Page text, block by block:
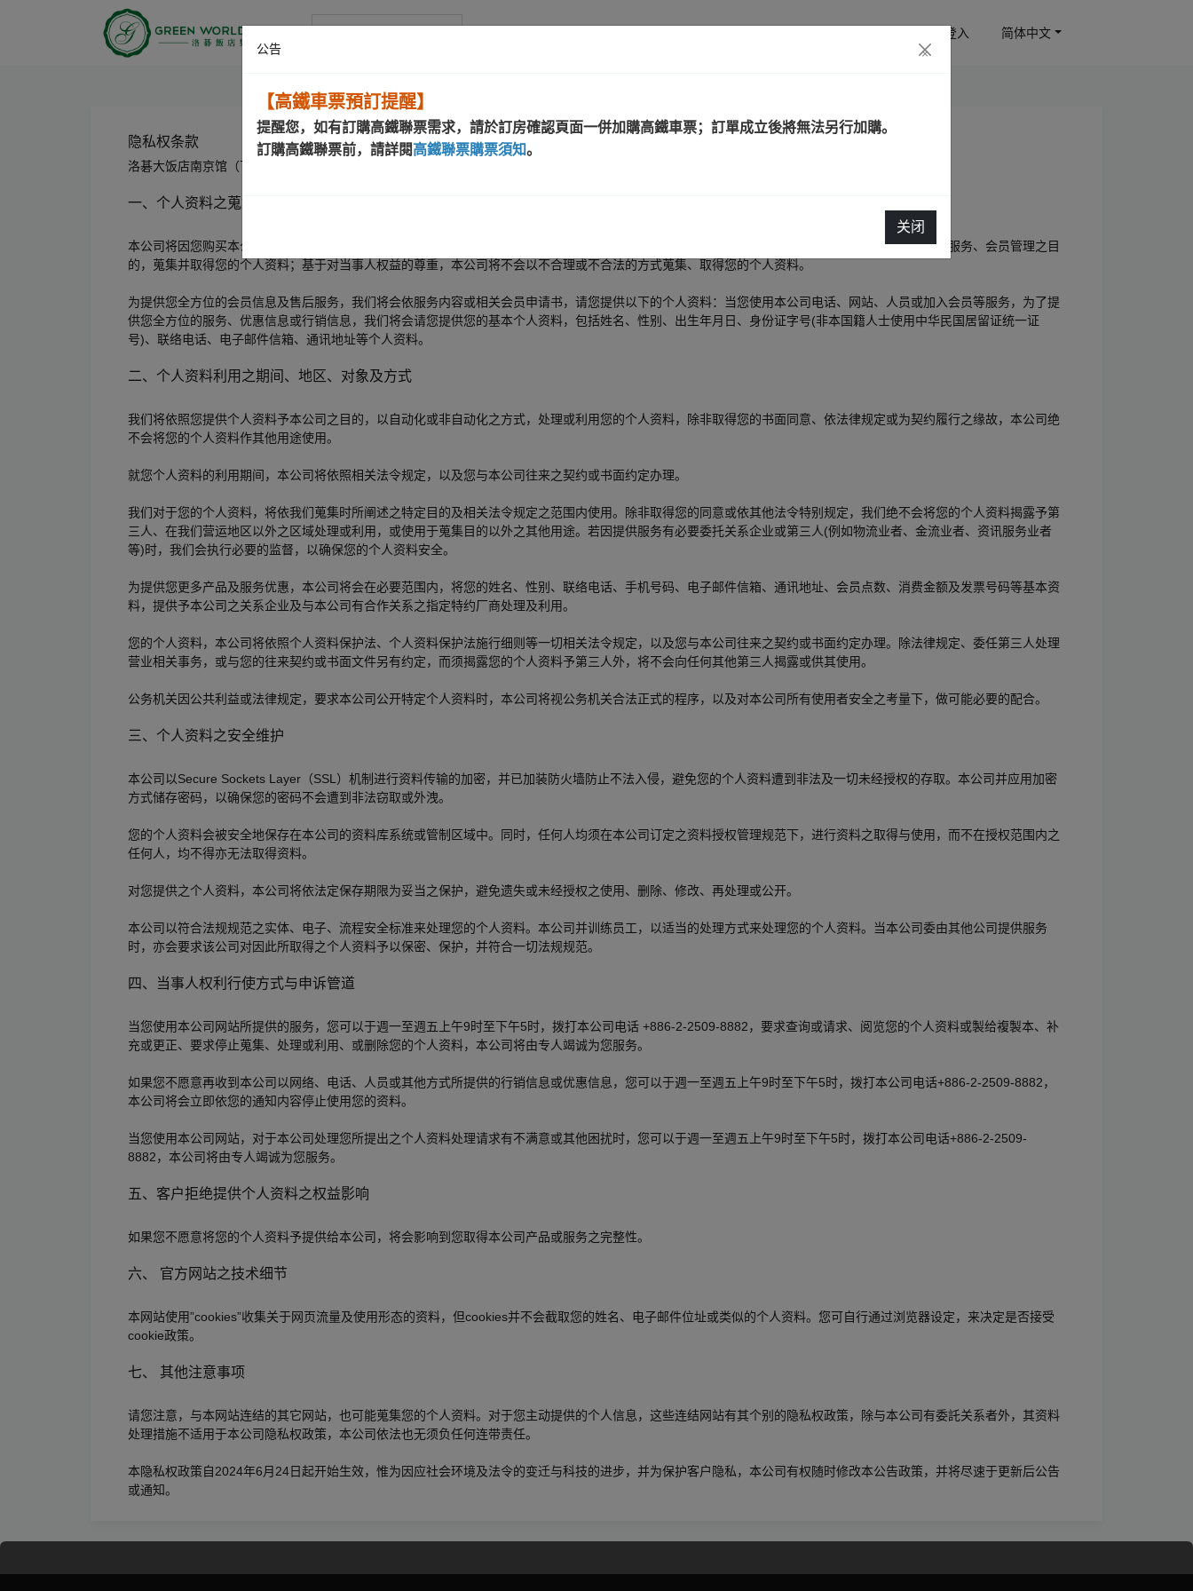
会员登入 简体中文
隐私权条款
洛碁大饭店南京馆（下称「本公司」）为了使您了解本公司对于个人资料的保护与尊重以及我们将如何利用您的个人资料，特别制定隐私权政策。
一、个人资料之蒐集目的与类别
本公司将因您购买本公司相关产品或使用本公司通过电话、网站、人员或其他方式所提供的服务、加入本公司会员等，基于行销商品、经营业务或提供服务、会员管理之目
的，蒐集并取得您的个人资料；基于对当事人权益的尊重，本公司将不会以不合理或不合法的方式蒐集、取得您的个人资料。
为提供您全方位的会员信息及售后服务，我们将会依服务内容或相关会员申请书，请您提供以下的个人资料：当您使用本公司电话、网站、人员或加入会员等服务，为了提
供您全方位的服务、优惠信息或行销信息，我们将会请您提供您的基本个人资料，包括姓名、性别、出生年月日、身份证字号(非本国籍人士使用中华民国居留证统一证
号)、联络电话、电子邮件信箱、通讯地址等个人资料。
二、个人资料利用之期间、地区、对象及方式
我们将依照您提供个人资料予本公司之目的，以自动化或非自动化之方式，处理或利用您的个人资料，除非取得您的书面同意、依法律规定或为契约履行之缘故，本公司绝
不会将您的个人资料作其他用途使用。
就您个人资料的利用期间，本公司将依照相关法令规定，以及您与本公司往来之契约或书面约定办理。
我们对于您的个人资料，将依我们蒐集时所阐述之特定目的及相关法令规定之范围内使用。除非取得您的同意或依其他法令特别规定，我们绝不会将您的个人资料揭露予第
三人、在我们营运地区以外之区域处理或利用，或使用于蒐集目的以外之其他用途。若因提供服务有必要委托关系企业或第三人(例如物流业者、金流业者、资讯服务业者
等)时，我们会执行必要的监督，以确保您的个人资料安全。
为提供您更多产品及服务优惠，本公司将会在必要范围内，将您的姓名、性别、联络电话、手机号码、电子邮件信箱、通讯地址、会员点数、消费金额及发票号码等基本资
料，提供予本公司之关系企业及与本公司有合作关系之指定特约厂商处理及利用。
您的个人资料，本公司将依照个人资料保护法、个人资料保护法施行细则等一切相关法令规定，以及您与本公司往来之契约或书面约定办理。除法律规定、委任第三人处理
营业相关事务，或与您的往来契约或书面文件另有约定，而须揭露您的个人资料予第三人外，将不会向任何其他第三人揭露或供其使用。
公务机关因公共利益或法律规定，要求本公司公开特定个人资料时，本公司将视公务机关合法正式的程序，以及对本公司所有使用者安全之考量下，做可能必要的配合。
三、个人资料之安全维护
本公司以Secure Sockets Layer（SSL）机制进行资料传输的加密，并已加装防火墙防止不法入侵，避免您的个人资料遭到非法及一切未经授权的存取。本公司并应用加密
方式储存密码，以确保您的密码不会遭到非法窃取或外洩。
您的个人资料会被安全地保存在本公司的资料库系统或管制区域中。同时，任何人均须在本公司订定之资料授权管理规范下，进行资料之取得与使用，而不在授权范围内之
任何人，均不得亦无法取得资料。
对您提供之个人资料，本公司将依法定保存期限为妥当之保护，避免遗失或未经授权之使用、删除、修改、再处理或公开。
本公司以符合法规规范之实体、电子、流程安全标准来处理您的个人资料。本公司并训练员工，以适当的处理方式来处理您的个人资料。当本公司委由其他公司提供服务
时，亦会要求该公司对因此所取得之个人资料予以保密、保护，并符合一切法规规范。
四、当事人权利行使方式与申诉管道
当您使用本公司网站所提供的服务，您可以于週一至週五上午9时至下午5时，拨打本公司电话 +886-2-2509-8882，要求查询或请求、阅览您的个人资料或製给複製本、补
充或更正、要求停止蒐集、处理或利用、或删除您的个人资料，本公司将由专人竭诚为您服务。
如果您不愿意再收到本公司以网络、电话、人员或其他方式所提供的行销信息或优惠信息，您可以于週一至週五上午9时至下午5时，拨打本公司电话+886-2-2509-8882，
本公司将会立即依您的通知内容停止使用您的资料。
当您使用本公司网站，对于本公司处理您所提出之个人资料处理请求有不满意或其他困扰时，您可以于週一至週五上午9时至下午5时，拨打本公司电话+886-2-2509-
8882，本公司将由专人竭诚为您服务。
五、客户拒绝提供个人资料之权益影响
如果您不愿意将您的个人资料予提供给本公司，将会影响到您取得本公司产品或服务之完整性。
六、 官方网站之技术细节
本网站使用”cookies”收集关于网页流量及使用形态的资料，但cookies并不会截取您的姓名、电子邮件位址或类似的个人资料。您可自行通过浏览器设定，来决定是否接受
cookie政策。
七、 其他注意事项
请您注意，与本网站连结的其它网站，也可能蒐集您的个人资料。对于您主动提供的个人信息，这些连结网站有其个别的隐私权政策，除与本公司有委託关系者外，其资料
处理措施不适用于本公司隐私权政策，本公司依法也无须负任何连带责任。
本隐私权政策自2024年6月24日起开始生效，惟为因应社会环境及法令的变迁与科技的进步，并为保护客户隐私，本公司有权随时修改本公告政策，并将尽速于更新后公告
或通知。
公告 ×
【高鐵車票預訂提醒】
提醒您，如有訂購高鐵聯票需求，請於訂房確認頁面一併加購高鐵車票；訂單成立後將無法另行加購。
訂購高鐵聯票前，請詳閱高鐵聯票購票須知。
关闭